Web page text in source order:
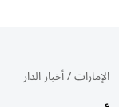
الإمارات/أخبار الدار